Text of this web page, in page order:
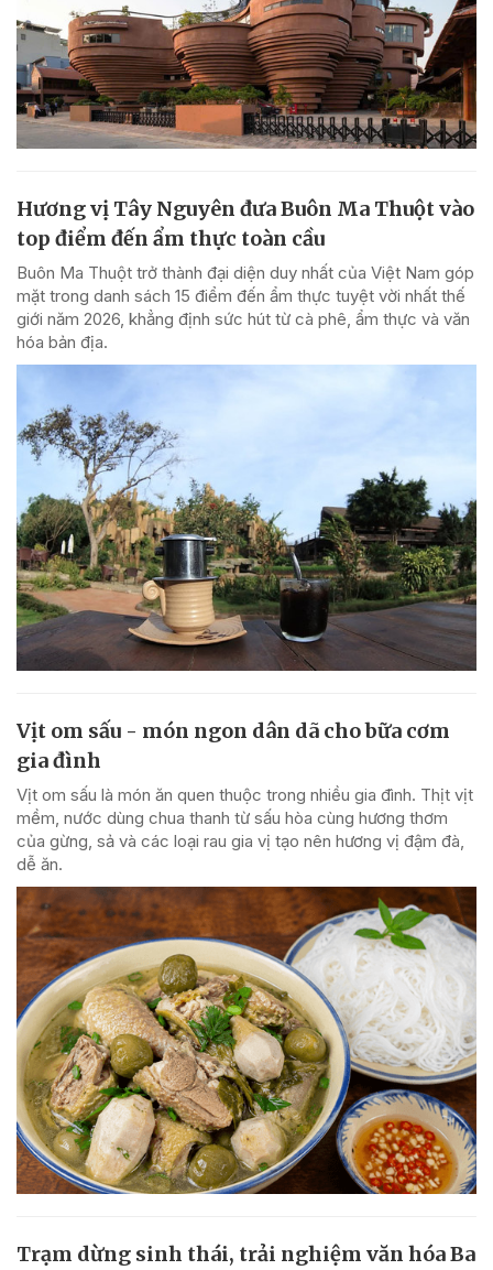
Hương vị Tây Nguyên đưa Buôn Ma Thuột vào
top điểm đến ẩm thực toàn cầu
Buôn Ma Thuột trở thành đại diện duy nhất của Việt Nam góp
mặt trong danh sách 15 điểm đến ẩm thực tuyệt vời nhất thế
giới năm 2026, khẳng định sức hút từ cà phê, ẩm thực và văn
hóa bản địa.
Vịt om sấu - món ngon dân dã cho bữa cơm
gia đình
Vịt om sấu là món ăn quen thuộc trong nhiều gia đình. Thịt vịt
mềm, nước dùng chua thanh từ sấu hòa cùng hương thơm
của gừng, sả và các loại rau gia vị tạo nên hương vị đậm đà,
dễ ăn.
Trạm dừng sinh thái, trải nghiệm văn hóa Ba